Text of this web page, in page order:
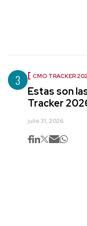
3 CMO TRACKER
Estas son
Tracker
julio 31, 2026